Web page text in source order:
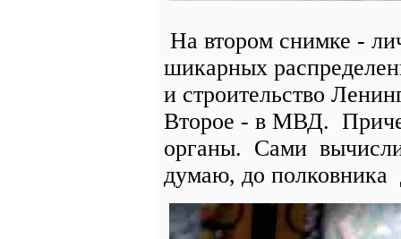
На втором снимке -
шикарных
и строительство
Второе - в МВД.
органы. Сами
думаю, до